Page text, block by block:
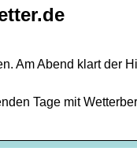
Am Abend klart der
Tage mit